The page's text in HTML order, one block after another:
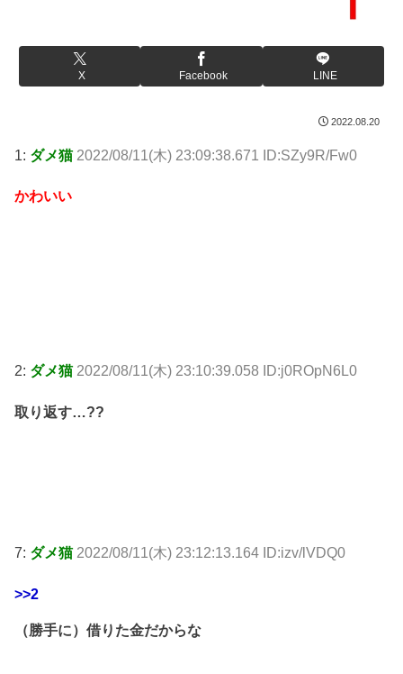
X Facebook LINE
2022.08.20
1: ダメ猫 2022/08/11(木) 23:09:38.671 ID:SZy9R/Fw0
かわいい
2: ダメ猫 2022/08/11(木) 23:10:39.058 ID:j0ROpN6L0
取り返す…??
7: ダメ猫 2022/08/11(木) 23:12:13.164 ID:izv/lVDQ0
>>2
（勝手に）借りた金だからな